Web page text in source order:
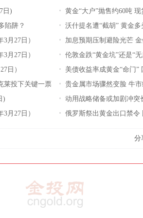
日)
陷阱？
月27日）
月27日）
日）
莱投下关键一票
)
月27日）
黄金“大户”抛售约60吨
沃什提名遭“截胡” 黄金
加息预期压制避险光芒
伦敦金跌“黄金坑”还是“
美债收益率成黄金“命门”
撑贵金属市场骤然变脸 牛
动用战略储备或加剧冲突
俄罗斯祭出黄金出口禁令
分